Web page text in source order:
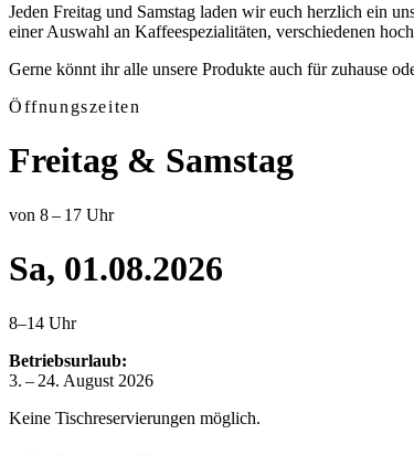
Jeden Freitag und Samstag laden wir euch herzlich ein
einer Auswahl an Kaffeespezialitäten, verschiedenen
Gerne könnt ihr alle unsere Produkte auch für zuhause
Öffnungszeiten
Freitag & Samstag
von 8 – 17 Uhr
Sa, 01.08.2026
8–14 Uhr
Betriebsurlaub:
3. – 24. August 2026
Keine Tischreservierungen möglich.